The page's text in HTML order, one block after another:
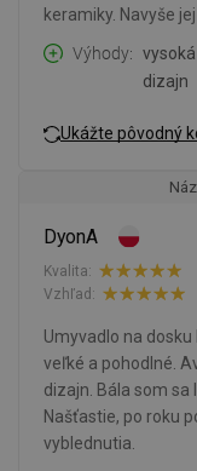
keramiky. Navyše
Výhody
dizajn
Ukážte pôvodný
DyonA
Kvalita:
Vzhľad:
Umyvadlo na
veľké a pohodlné.
dizajn. Bála som sa
Našťastie, po roku
vyblednutia.